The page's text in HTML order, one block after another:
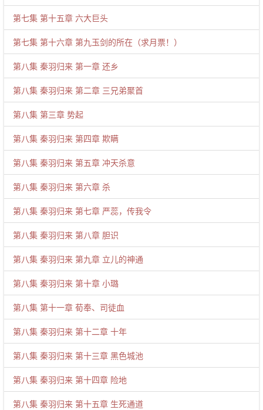
第七集 第十五章 六大巨头
第七集 第十六章 第九玉剑的所在（求月票！）
第八集 秦羽归来 第一章 还乡
第八集 秦羽归来 第二章 三兄弟聚首
第八集 第三章 势起
第八集 秦羽归来 第四章 欺瞒
第八集 秦羽归来 第五章 冲天杀意
第八集 秦羽归来 第六章 杀
第八集 秦羽归来 第七章 严蕊，传我令
第八集 秦羽归来 第八章 胆识
第八集 秦羽归来 第九章 立儿的神通
第八集 秦羽归来 第十章 小璐
第八集 第十一章 荀奉、司徒血
第八集 秦羽归来 第十二章 十年
第八集 秦羽归来 第十三章 黑色城池
第八集 秦羽归来 第十四章 险地
第八集 秦羽归来 第十五章 生死通道